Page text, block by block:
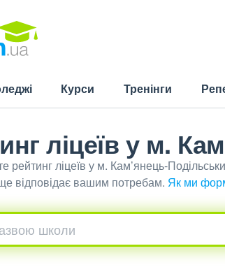
Курси Тренінги
ліцеїв у м.
рейтинг ліцеїв у м. Кам’янець-
відповідає вашим потребам. Як ми